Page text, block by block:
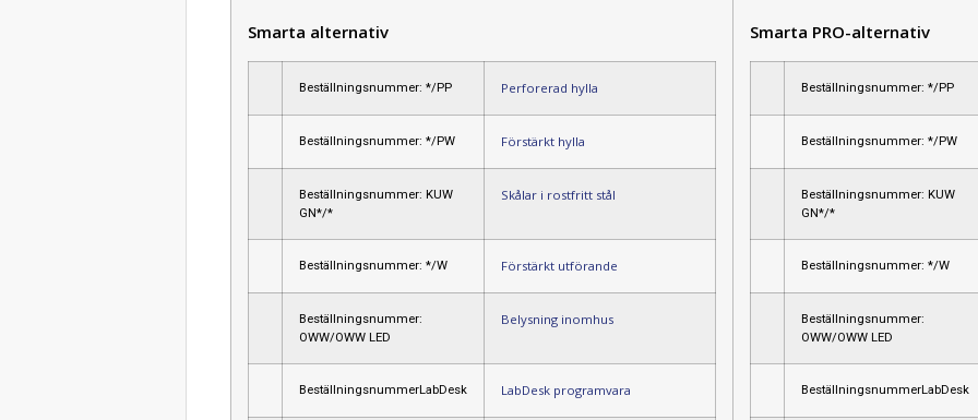
Smarta alternativ
Beställningsnummer: */PP Perforerad hylla
Beställningsnummer: */PW Förstärkt hylla
Beställningsnummer: KUW
GN*/*
Skålar i rostfritt stål
Beställningsnummer: */W Förstärkt utförande
Beställningsnummer:
OWW/OWW LED
Belysning inomhus
BeställningsnummerLabDesk LabDesk programvara
Smarta PRO-alternativ
Beställningsnummer: */PP
Beställningsnummer: */PW
Beställningsnummer: KUW
GN*/*
Beställningsnummer: */W
Beställningsnummer:
OWW/OWW LED
BeställningsnummerLabDesk